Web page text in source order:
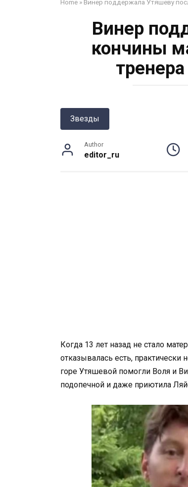
Home » Винер поддержала Утяшеву
Винер
кончины
Звезды
Author
editor_ru
Когда 13 лет назад не стало
отказывалась есть, практически
горе Утяшевой помогли Воля и
подопечной и даже приютила